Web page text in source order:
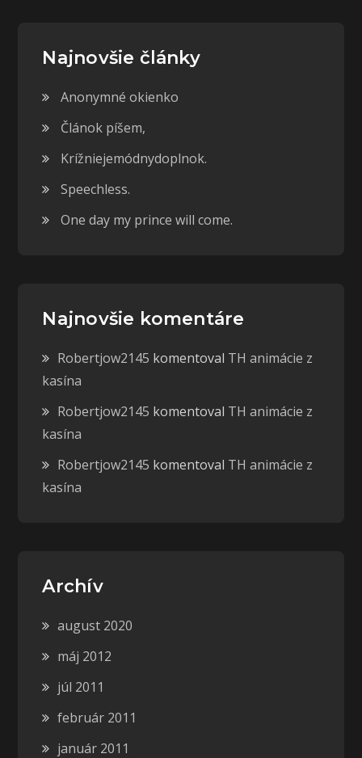
Najnovšie články
Anonymné okienko
Článok píšem,
Krížniejemódnydoplnok.
Speechless.
One day my prince will come.
Najnovšie komentáre
Robertjow2145 komentoval TH animácie z
kasína
Robertjow2145 komentoval TH animácie z
kasína
Robertjow2145 komentoval TH animácie z
kasína
Archív
august 2020
máj 2012
júl 2011
február 2011
január 2011